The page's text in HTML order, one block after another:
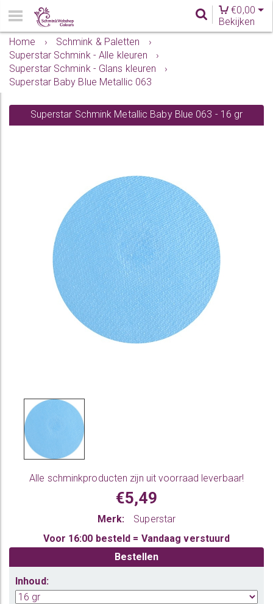
€0,00
Bekijken
Home
› Schmink & Paletten
›
Superstar Schmink - Alle kleuren
›
Superstar Schmink - Glans kleuren
›
Superstar Baby Blue Metallic 063
Superstar Schmink Metallic Baby Blue 063 - 16 gr
Alle schminkproducten zijn uit voorraad leverbaar!
€5,49
Merk:
Superstar
Voor 16:00 besteld = Vandaag verstuurd
Bestellen
Inhoud: